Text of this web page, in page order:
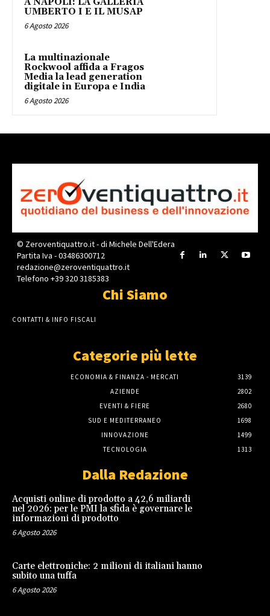
UMBERTO I E IL MUSAP
6 Agosto 2026
La multinazionale
Rockwool affida a Fragos
Media la lead generation
digitale in Europa e India
6 Agosto 2026
© Zeroventiquattro.it - di Michele Dell'Edera
Partita Iva - 03486300712
redazione@zeroventiquattro.it
Telefono +39 320 3185383
Chi Siamo
CONTATTI & INFO FISCALI
Categorie più lette
ECONOMIA & FINANZA - MERCATI
3139
AZIENDE
2802
EVENTI & FIERE
2680
SUD E MEDITERRANEO
1698
INNOVAZIONE
1499
TECNOLOGIA
1313
Dalla Redazione
Acquisti online di prodotto a 42,6 miliardi
nel 2026: per le PMI la sfida è governare le
informazioni di prodotto
6 Agosto 2026
Carte elettroniche: 2 milioni di italiani hanno
subito una tuffa
6 Agosto 2026